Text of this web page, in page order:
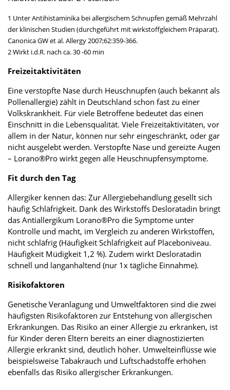
1 Unter Antihistaminika bei allergischem Schnupfen gemäß Mehrzahl
der klinischen Studien (durchgeführt mit wirkstoffgleichem Präparat).
Canonica GW et al. Allergy 2007;62:359-366.
2 Wirkt i.d.R. nach ca. 30 -60 min
Freizeitaktivitäten
Eine verstopfte Nase durch Heuschnupfen (auch bekannt als
Pollenallergie) zählt in Deutschland schon fast zu einer
Volkskrankheit. Für viele Betroffene bedeutet das einen
Einschnitt in die Lebensqualität. Viele Freizeitaktivitäten, vor
allem in der Natur, können nur sehr eingeschränkt, oder gar
nicht ausgelebt werden. Verstopfte Nase und gereizte Augen
– Lorano®Pro wirkt gegen alle Heuschnupfensymptome.
Fit durch den Tag
Allergiker kennen das: Zur Allergiebehandlung gesellt sich
häufig Schläfrigkeit. Dank des Wirkstoffs Desloratadin bringt
das Antiallergikum Lorano®Pro die Symptome unter
Kontrolle und macht, im Vergleich zu anderen Wirkstoffen,
nicht schläfrig (Häufigkeit Schläfrigkeit auf Placeboniveau.
Häufigkeit Müdigkeit 1,2 %). Zudem wirkt Desloratadin
schnell und langanhaltend (nur 1x tägliche Einnahme).
Risikofaktoren
Genetische Veranlagung und Umweltfaktoren sind die zwei
häufigsten Risikofaktoren zur Entstehung von allergischen
Erkrankungen. Das Risiko an einer Allergie zu erkranken, ist
für Kinder deren Eltern bereits an einer diagnostizierten
Allergie erkrankt sind, deutlich höher. Umwelteinflüsse wie
beispielsweise Tabakrauch und Luftschadstoffe erhöhen
ebenfalls das Risiko allergischer Erkrankungen.